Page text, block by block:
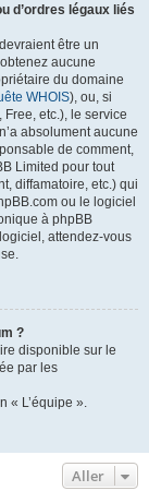
d’ordres légaux liés
être un
aucune
du domaine
WHOIS), ou, si
etc.), le service
absolument aucune
de comment,
Limited pour tout
diffamatoire, etc.) qui
ou le logiciel
à phpBB
attendez-vous
?
disponible sur le
par les
« L’équipe ».
Aller